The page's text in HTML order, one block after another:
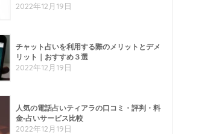
2022年12月19日
チャット占いを利用する際のメリットとデメ
リット｜おすすめ３選
2022年12月19日
人気の電話占いティアラの口コミ・評判・料
金-占いサービス比較
2022年12月19日